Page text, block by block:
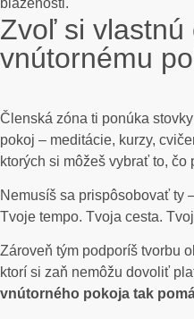
Zvoľ si vlastnú
vnútornému
Členská zóna ti ponúka
pokoj – meditácie, kurzy,
ktorých si môžeš vybrať to, čo
Nemusíš sa prispôsobovať ty
Tvoje tempo. Tvoja cesta.
Zároveň tým podporíš tvorbu
ktorí si zaň nemôžu dovoliť
vnútorného pokoja tak